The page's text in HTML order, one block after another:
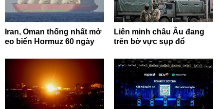
Iran, Oman thống nhất mở
eo biển Hormuz 60 ngày
Liên minh châu Âu đang
trên bờ vực sụp đổ